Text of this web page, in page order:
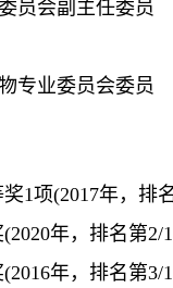
员会副主任委员
专业委员会委员
奖1项(2017年，排
(2020年，排名第2/
(2016年，排名第3/